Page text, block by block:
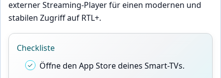
externer Streaming-Player für einen modernen und
stabilen Zugriff auf RTL+.
Checkliste
Öffne den App Store deines Smart-TVs.